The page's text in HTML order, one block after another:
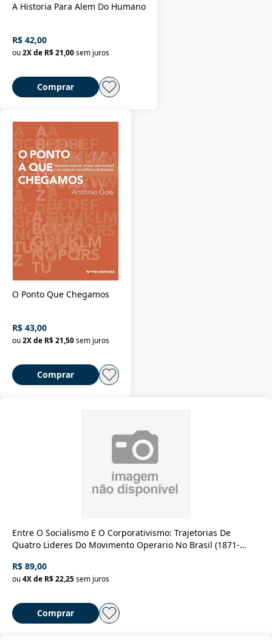
A Historia Para Alem Do Humano
R$ 42,00
ou2X de R$ 21,00sem juros
Comprar
O Ponto Que Chegamos
R$ 43,00
ou2X de R$ 21,50sem juros
Comprar
Entre O Socialismo E O Corporativismo: Trajetorias De
Quatro Lideres Do Movimento Operario No Brasil (1871-
R$ 89,00
ou4X de R$ 22,25sem juros
Comprar